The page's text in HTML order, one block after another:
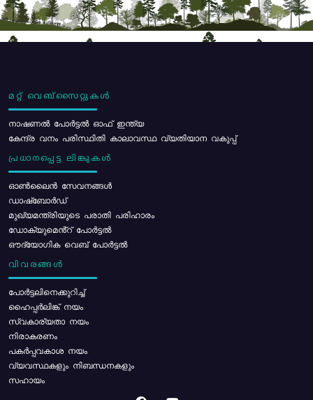
മറ്റ് വെബ്സൈറ്റുകൾ
നാഷണൽ പോർട്ടൽ ഓഫ് ഇന്ത്യ
കേന്ദ്ര വനം പരിസ്ഥിതി കാലാവസ്ഥ വ്യതിയാന വകുപ്പ്
പ്രധാനപ്പെട്ട ലിങ്കുകൾ
ഓൺലൈൻ സേവനങ്ങൾ
ഡാഷ്ബോർഡ്
മുഖ്യമന്ത്രിയുടെ പരാതി പരിഹാരം
ഡോക്യുമെൻ്റ് പോർട്ടൽ
ഔദ്യോഗിക വെബ് പോർട്ടൽ
വിവരങ്ങൾ
പോര്‍ട്ടലിനെക്കുറിച്ച്
ഹൈപ്പർലിങ്ക് നയം
സ്വകാര്യതാ നയം
നിരാകരണം
പകർപ്പവകാശ നയം
വ്യവസ്ഥകളും നിബന്ധനകളും
സഹായം